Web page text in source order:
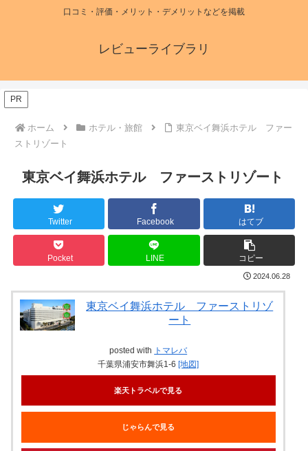
口コミ・評価・メリット・デメリットなどを掲載
レビューライブラリ
ホーム ホテル・旅館
東京ベイ舞浜ホテル ファー
ストリゾート
PR
東京ベイ舞浜ホテル ファーストリゾート
Twitter Facebook はてブ
Pocket LINE コピー
2024.06.28
東京ベイ舞浜ホテル ファーストリゾ
ート
posted with トマレバ
千葉県浦安市舞浜1-6[地図]
楽天トラベルで見る
じゃらんで見る